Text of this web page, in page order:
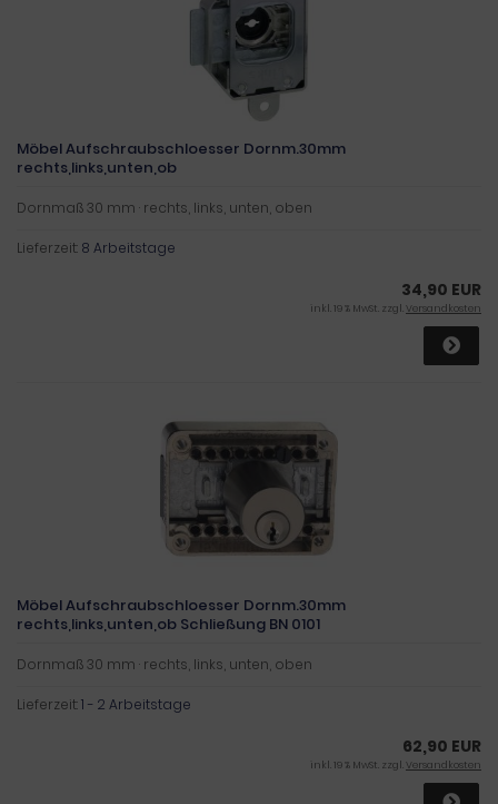
Möbel Aufschraubschloesser Dornm.30mm
rechts,links,unten,ob
Dornmaß 30 mm · rechts, links, unten, oben
Lieferzeit: 8 Arbeitstage
34,90 EUR
inkl. 19 % MwSt. zzgl.Versandkosten
Möbel Aufschraubschloesser Dornm.30mm
rechts,links,unten,ob Schließung BN 0101
Dornmaß 30 mm · rechts, links, unten, oben
Lieferzeit:1 - 2 Arbeitstage
62,90 EUR
inkl. 19 % MwSt. zzgl.Versandkosten